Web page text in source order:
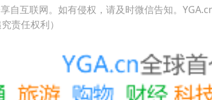
自互联网。如有侵权，请及时微信告知。
责任权利）